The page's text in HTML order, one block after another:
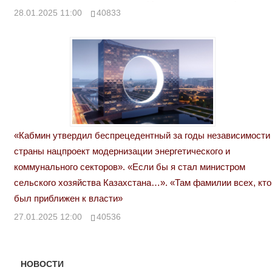
28.01.2025 11:00 40833
«Кабмин утвердил беспрецедентный за годы независимости
страны нацпроект модернизации энергетического и
коммунального секторов». «Если бы я стал министром
сельского хозяйства Казахстана…». «Там фамилии всех, кто
был приближен к власти»
27.01.2025 12:00 40536
НОВОСТИ